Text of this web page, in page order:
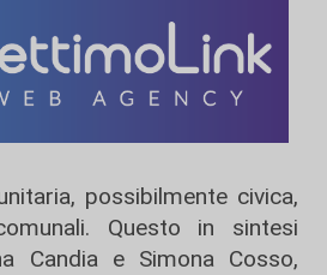
possibilmente civica,
Questo in sintesi
Candia e Simona Cosso,